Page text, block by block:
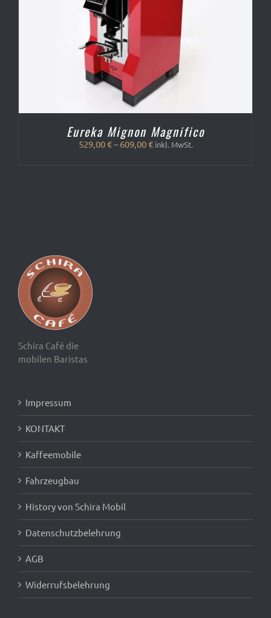
Eureka Mignon Magnifico
529,00€–609,00€ inkl. MwSt.
Schira Café die
mobilen Baristas
Impressum
KONTAKT
Kaffeemobile
Fahrzeugbau
History von Schira Mobil
Datenschutzbelehrung
AGB
Widerrufsbelehrung